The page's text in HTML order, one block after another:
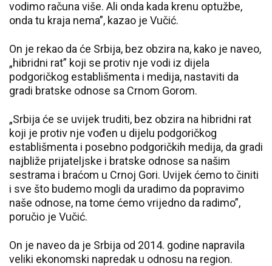
vodimo računa više. Ali onda kada krenu optužbe,
onda tu kraja nema”, kazao je Vučić.
On je rekao da će Srbija, bez obzira na, kako je naveo,
„hibridni rat” koji se protiv nje vodi iz dijela
podgoričkog establišmenta i medija, nastaviti da
gradi bratske odnose sa Crnom Gorom.
„Srbija će se uvijek truditi, bez obzira na hibridni rat
koji je protiv nje vođen u dijelu podgoričkog
establišmenta i posebno podgoričkih medija, da gradi
najbliže prijateljske i bratske odnose sa našim
sestrama i braćom u Crnoj Gori. Uvijek ćemo to činiti
i sve što budemo mogli da uradimo da popravimo
naše odnose, na tome ćemo vrijedno da radimo”,
poručio je Vučić.
On je naveo da je Srbija od 2014. godine napravila
veliki ekonomski napredak u odnosu na region.